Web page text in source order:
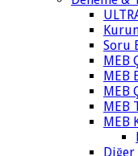
Soru
MEB
MEB
MEB
MEB
MEB